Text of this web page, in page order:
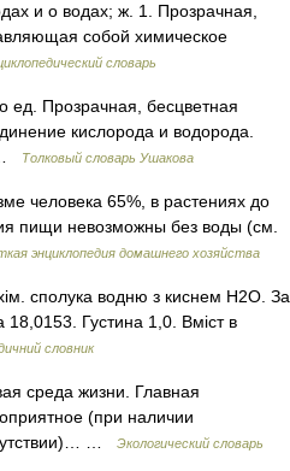
и о водах; ж. 1. Прозрачная,
собой химическое
словарь
Прозрачная, бесцветная
кислорода и водорода.
Толковый словарь Ушакова
человека 65%, в растениях до
пищи невозможны без воды (см.
энциклопедия домашнего хозяйства
сполука водню з киснем Н2О. За
18,0153. Густина 1,0. Вміст в
словник
среда жизни. Главная
(при наличии
…
Экологический словарь